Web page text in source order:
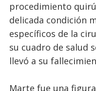
procedimiento
delicada condición
específicos de la
su cuadro de salud
llevó a su
Marte fue una